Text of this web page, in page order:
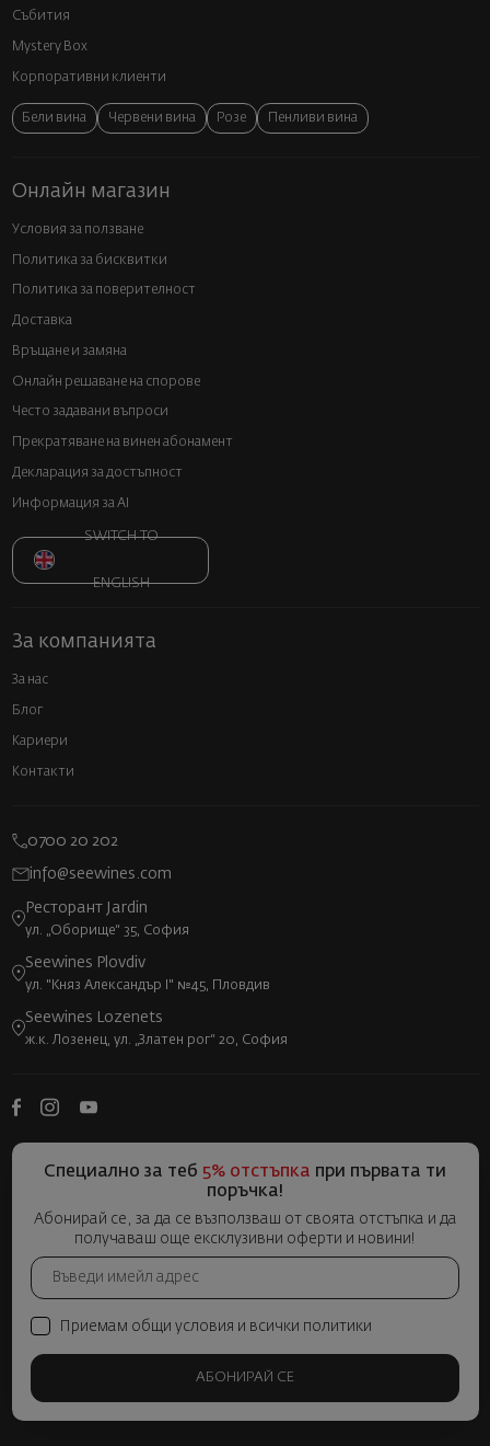
Събития
Mystery Box
Корпоративни клиенти
Бели вина Червени вина Розе Пенливи вина
Онлайн магазин
Условия за ползване
Политика за бисквитки
Политика за поверителност
Доставка
Връщане и замяна
Онлайн решаване на спорове
Често задавани въпроси
Прекратяване на винен абонамент
Декларация за достъпност
Информация за AI
SWITCH TO
ENGLISH
За компанията
За нас
Блог
Кариери
Контакти
0700 20 202
info@seewines.com
Ресторант Jardin
ул. „Оборище“ 35, София
Seewines Plovdiv
ул. "Княз Александър I" №45, Пловдив
Seewines Lozenets
ж.к. Лозенец, ул. „Златен рог“ 20, София
Специално за теб 5% отстъпка при първата ти
поръчка!
Абонирай се, за да се възползваш от своята отстъпка и да
получаваш още ексклузивни оферти и новини!
Приемам общи условия и всички политики
АБОНИРАЙ СЕ